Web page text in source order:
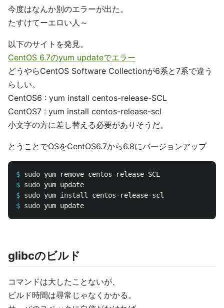
今度はなんか別のエラーが出た。
たすけてーエロい人～
以下のサイトを発見。
CentOS 6.7のyum updateでエラー
どうやらCentOS Software Collectionが6系と7系で違う
らしい。
CentOS6 : yum install centos-release-SCL
CentOS7 : yum install centos-release-scl
小文字の方に差し替える必要がありそうだ。
とうことでOSをCentOS6.7から6.8にバージョンアップ
$ sudo
$ sudo
$ sudo yum install
$ sudo
glibcのビルド
コマンドは大したことないが、
ビルド時間は尋常じゃなくかかる。